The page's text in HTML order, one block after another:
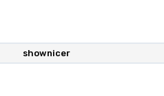
shownicer